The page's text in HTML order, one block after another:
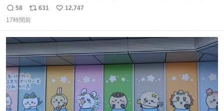
う…
返
信
58
リ
ポ
ト
数
631
い
数
12,747
17時間前